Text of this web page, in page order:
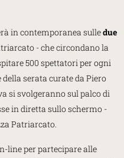
in contemporanea sulledue
- che circondano la
500 spettatori per ogni
serata curate da Piero
si svolgeranno sul palco di
in diretta sullo schermo -
Patriarcato.
line per partecipare alle